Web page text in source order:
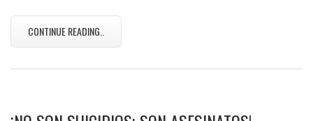
CONTINUE READING..